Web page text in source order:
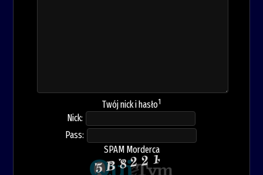
Twój nick i hasło1
Nick:
Pass:
SPAM Morderca